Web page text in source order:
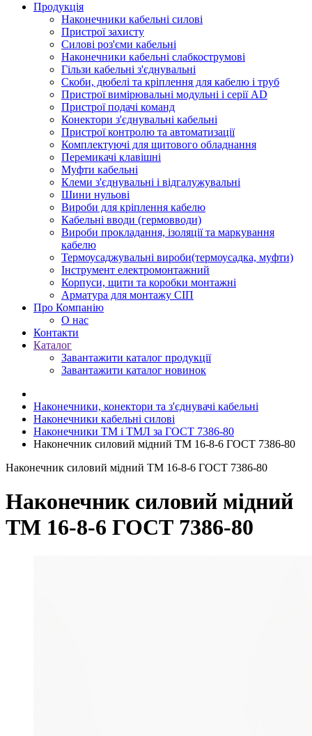
Продукція
Наконечники кабельні силові
Пристрої захисту
Силові роз'єми кабельні
Наконечники кабельні слабкострумові
Гільзи кабельні з'єднувальні
Скоби, дюбелі та кріплення для кабелю і труб
Пристрої вимірювальні модульні і серії AD
Пристрої подачі команд
Конектори з'єднувальні кабельні
Пристрої контролю та автоматизації
Комплектуючі для щитового обладнання
Перемикачі клавішні
Муфти кабельні
Клеми з'єднувальні і відгалужувальні
Шини нульові
Вироби для кріплення кабелю
Кабельні вводи (гермовводи)
Вироби прокладання, iзоляції та маркування
кабелю
Термоусаджувальні вироби(термоусадка, муфти)
Інструмент електромонтажний
Корпуси, щити та коробки монтажні
Арматура для монтажу СІП
Про Компанію
О нас
Контакти
Каталог
Завантажити каталог продукції
Завантажити каталог новинок
Наконечники, конектори та з'єднувачі кабельні
Наконечники кабельні силові
Наконечники ТМ і ТМЛ за ГОСТ 7386-80
Наконечник силовий мідний ТМ 16-8-6 ГОСТ 7386-80
Наконечник силовий мідний ТМ 16-8-6 ГОСТ 7386-80
Наконечник силовий мідний
ТМ 16-8-6 ГОСТ 7386-80